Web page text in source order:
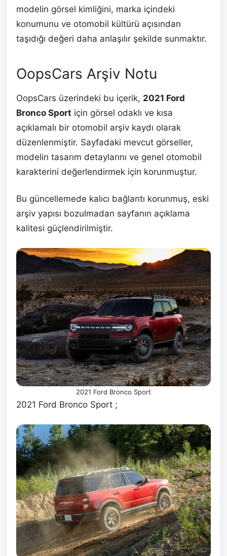
modelin görsel kimliğini, marka içindeki
konumunu ve otomobil kültürü açısından
taşıdığı değeri daha anlaşılır şekilde sunmaktır.
OopsCars Arşiv Notu
OopsCars üzerindeki bu içerik, 2021 Ford
Bronco Sport için görsel odaklı ve kısa
açıklamalı bir otomobil arşiv kaydı olarak
düzenlenmiştir. Sayfadaki mevcut görseller,
modelin tasarım detaylarını ve genel otomobil
karakterini değerlendirmek için korunmuştur.
Bu güncellemede kalıcı bağlantı korunmuş, eski
arşiv yapısı bozulmadan sayfanın açıklama
kalitesi güçlendirilmiştir.
2021 Ford Bronco Sport
2021 Ford Bronco Sport ;